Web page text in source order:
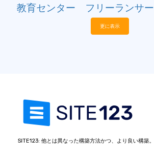
教育センター
フリーランサー
更に表示
SITE123: 他とは異なった構築方法かつ、より良い構築。